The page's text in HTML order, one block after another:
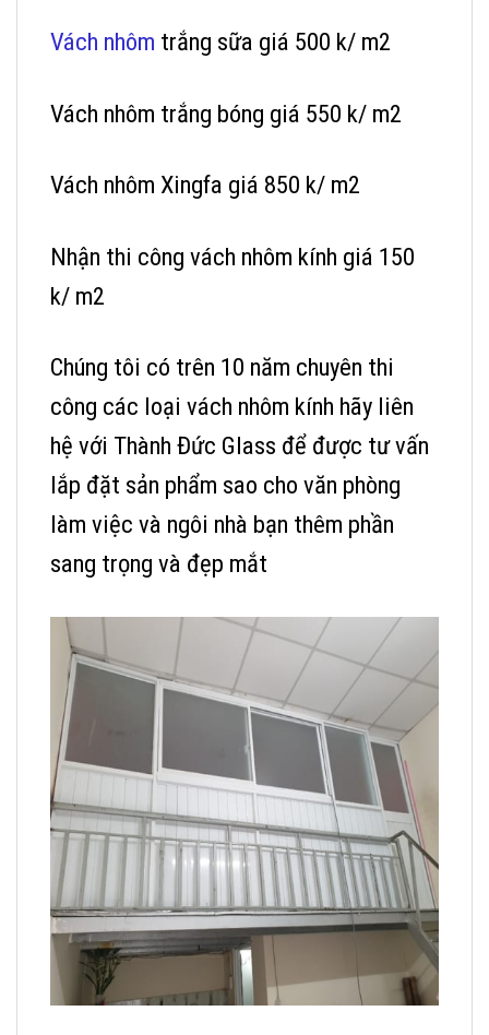
Vách nhôm trắng sữa giá 500 k/ m2
Vách nhôm trắng bóng giá 550 k/ m2
Vách nhôm Xingfa giá 850 k/ m2
Nhận thi công vách nhôm kính giá 150
k/ m2
Chúng tôi có trên 10 năm chuyên thi
công các loại vách nhôm kính hãy liên
hệ với Thành Đức Glass để được tư vấn
lắp đặt sản phẩm sao cho văn phòng
làm việc và ngôi nhà bạn thêm phần
sang trọng và đẹp mắt